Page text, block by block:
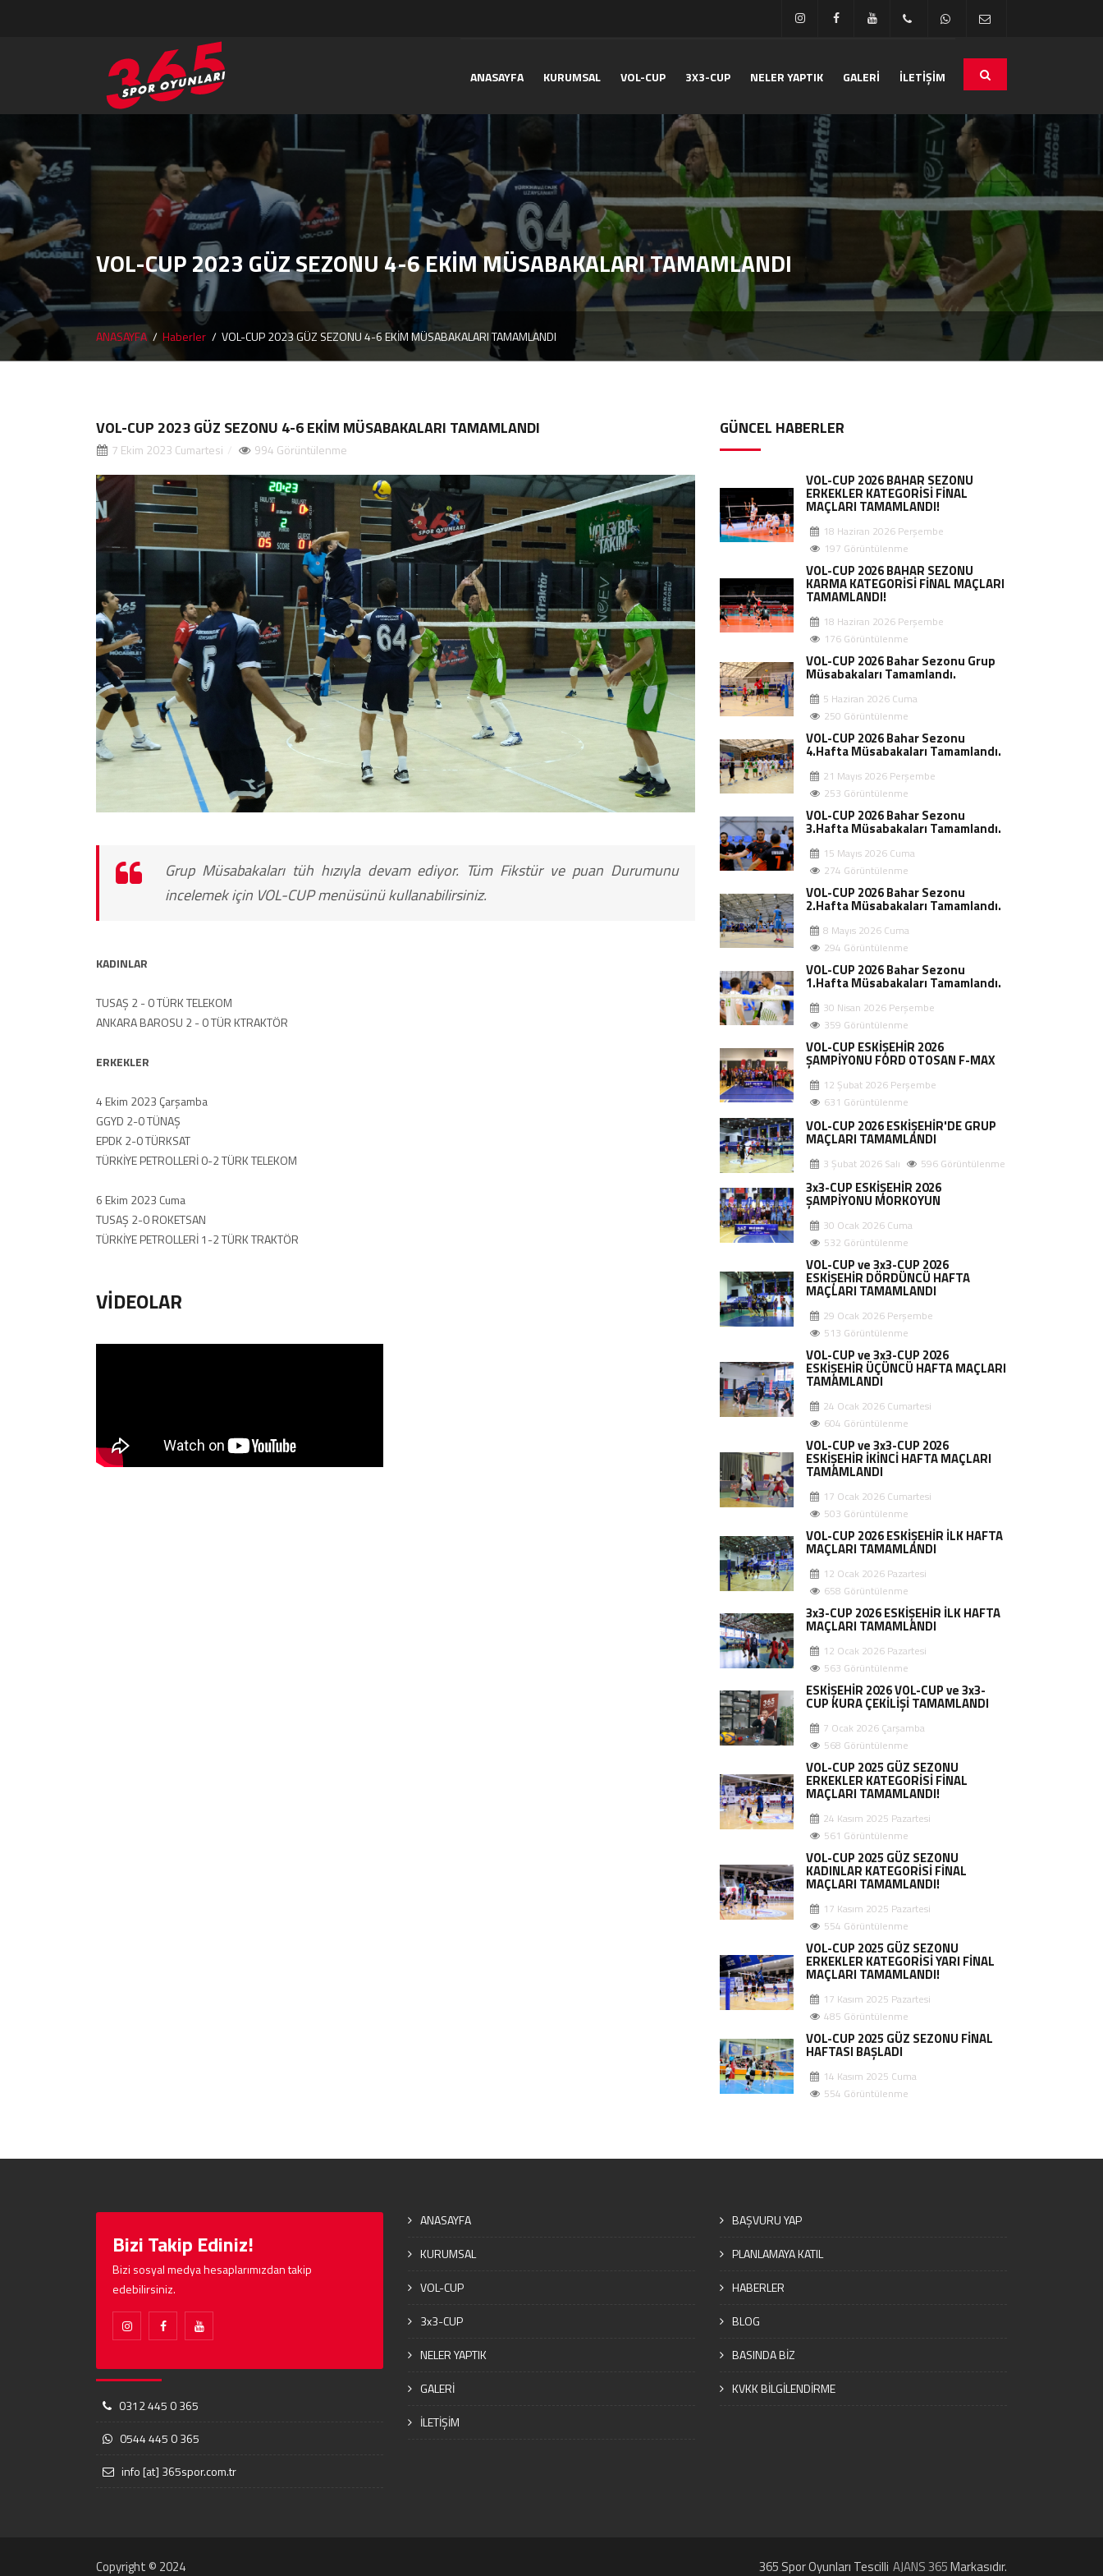
ANASAYFA KURUMSAL VOL-CUP 3X3-CUP NELER YAPTIK GALERİ İLETİŞİM
VOL-CUP 2023 GÜZ SEZONU 4-6 EKİM MÜSABAKALARI TAMAMLANDI
ANASAYFA Haberler VOL-CUP 2023 GÜZ SEZONU 4-6 EKİM MÜSABAKALARI TAMAMLANDI
VOL-CUP 2023 GÜZ SEZONU 4-6 EKİM MÜSABAKALARI TAMAMLANDI
7 Ekim 2023 Cumartesi 994 Görüntülenme
Grup Müsabakaları tüh hızıyla devam ediyor. Tüm Fikstür ve puan Durumunu
incelemek için VOL-CUP menüsünü kullanabilirsiniz.
KADINLAR
TUSAŞ 2 - 0 TÜRK TELEKOM
ANKARA BAROSU 2 - 0 TÜR KTRAKTÖR
ERKEKLER
4 Ekim 2023 Çarşamba
GGYD 2-0 TÜNAŞ
EPDK 2-0 TÜRKSAT
TÜRKİYE PETROLLERİ 0-2 TÜRK TELEKOM
6 Ekim 2023 Cuma
TUSAŞ 2-0 ROKETSAN
TÜRKİYE PETROLLERİ 1-2 TÜRK TRAKTÖR
VİDEOLAR
GÜNCEL HABERLER
VOL-CUP 2026 BAHAR SEZONU
ERKEKLER KATEGORİSİ FİNAL
MAÇLARI TAMAMLANDI!
18 Haziran 2026 Perşembe
197 Görüntülenme
VOL-CUP 2026 BAHAR SEZONU
KARMA KATEGORİSİ FİNAL MAÇLARI
TAMAMLANDI!
18 Haziran 2026 Perşembe
176 Görüntülenme
VOL-CUP 2026 Bahar Sezonu Grup
Müsabakaları Tamamlandı.
5 Haziran 2026 Cuma
250 Görüntülenme
VOL-CUP 2026 Bahar Sezonu
4.Hafta Müsabakaları Tamamlandı.
21 Mayıs 2026 Perşembe
253 Görüntülenme
VOL-CUP 2026 Bahar Sezonu
3.Hafta Müsabakaları Tamamlandı.
15 Mayıs 2026 Cuma
274 Görüntülenme
VOL-CUP 2026 Bahar Sezonu
2.Hafta Müsabakaları Tamamlandı.
8 Mayıs 2026 Cuma
294 Görüntülenme
VOL-CUP 2026 Bahar Sezonu
1.Hafta Müsabakaları Tamamlandı.
30 Nisan 2026 Perşembe
359 Görüntülenme
VOL-CUP ESKİŞEHİR 2026
ŞAMPİYONU FORD OTOSAN F-MAX
12 Şubat 2026 Perşembe
631 Görüntülenme
VOL-CUP 2026 ESKİŞEHİR'DE GRUP
MAÇLARI TAMAMLANDI
3 Şubat 2026 Salı 596 Görüntülenme
3x3-CUP ESKİŞEHİR 2026
ŞAMPİYONU MORKOYUN
30 Ocak 2026 Cuma
532 Görüntülenme
VOL-CUP ve 3x3-CUP 2026
ESKİŞEHİR DÖRDÜNCÜ HAFTA
MAÇLARI TAMAMLANDI
29 Ocak 2026 Perşembe
513 Görüntülenme
VOL-CUP ve 3x3-CUP 2026
ESKİŞEHİR ÜÇÜNCÜ HAFTA MAÇLARI
TAMAMLANDI
24 Ocak 2026 Cumartesi
604 Görüntülenme
VOL-CUP ve 3x3-CUP 2026
ESKİŞEHİR İKİNCİ HAFTA MAÇLARI
TAMAMLANDI
17 Ocak 2026 Cumartesi
503 Görüntülenme
VOL-CUP 2026 ESKİŞEHİR İLK HAFTA
MAÇLARI TAMAMLANDI
12 Ocak 2026 Pazartesi
658 Görüntülenme
3x3-CUP 2026 ESKİŞEHİR İLK HAFTA
MAÇLARI TAMAMLANDI
12 Ocak 2026 Pazartesi
563 Görüntülenme
ESKİŞEHİR 2026 VOL-CUP ve 3x3-
CUP KURA ÇEKİLİŞİ TAMAMLANDI
7 Ocak 2026 Çarşamba
568 Görüntülenme
VOL-CUP 2025 GÜZ SEZONU
ERKEKLER KATEGORİSİ FİNAL
MAÇLARI TAMAMLANDI!
24 Kasım 2025 Pazartesi
561 Görüntülenme
VOL-CUP 2025 GÜZ SEZONU
KADINLAR KATEGORİSİ FİNAL
MAÇLARI TAMAMLANDI!
17 Kasım 2025 Pazartesi
554 Görüntülenme
VOL-CUP 2025 GÜZ SEZONU
ERKEKLER KATEGORİSİ YARI FİNAL
MAÇLARI TAMAMLANDI!
17 Kasım 2025 Pazartesi
485 Görüntülenme
VOL-CUP 2025 GÜZ SEZONU FİNAL
HAFTASI BAŞLADI
14 Kasım 2025 Cuma
554 Görüntülenme
Bizi Takip Ediniz!
Bizi sosyal medya hesaplarımızdan takip
edebilirsiniz.
0312 445 0 365
0544 445 0 365
info [at] 365spor.com.tr
ANASAYFA
KURUMSAL
VOL-CUP
3x3-CUP
NELER YAPTIK
GALERİ
İLETİŞİM
BAŞVURU YAP
PLANLAMAYA KATIL
HABERLER
BLOG
BASINDA BİZ
KVKK BİLGİLENDİRME
Copyright © 2024 365 Spor Oyunları Tescilli AJANS 365Markasıdır.